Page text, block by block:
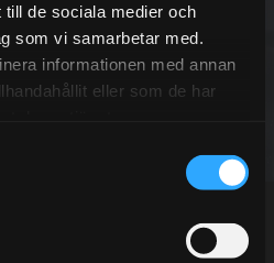
till de sociala medier och
som vi samarbetar med.
informationen med annan
eller som de har
i enlighet med vår integritetspolicy .